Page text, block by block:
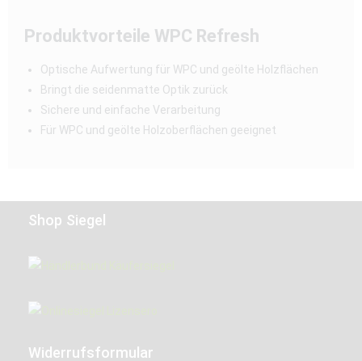
Produktvorteile WPC Refresh
Optische Aufwertung für WPC und geölte Holzflächen
Bringt die seidenmatte Optik zurück
Sichere und einfache Verarbeitung
Für WPC und geölte Holzoberflächen geeignet
Shop Siegel
Widerrufsformular